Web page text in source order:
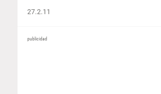
27.2.11
publicidad